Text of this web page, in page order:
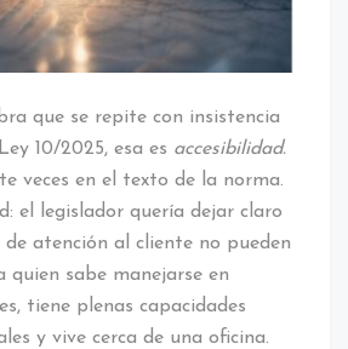
que se repite con insistencia
10/2025, esa es accesibilidad.
veces en el texto de la norma.
el legislador quería dejar claro
de atención al cliente no pueden
quien sabe manejarse en
tiene plenas capacidades
y vive cerca de una oficina.